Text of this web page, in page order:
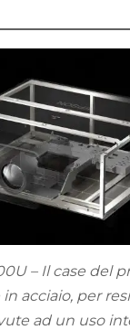
– Il case del
acciaio, per
ad un uso